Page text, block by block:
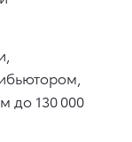
до 130 000